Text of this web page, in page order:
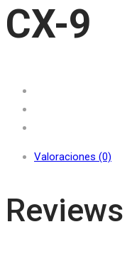
CX-9
Valoraciones (0)
Reviews